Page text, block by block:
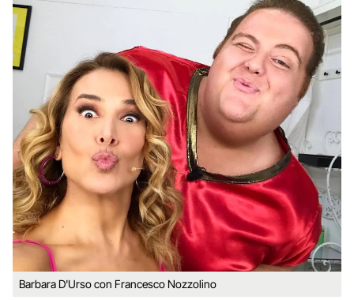
Barbara D'Urso con Francesco Nozzolino